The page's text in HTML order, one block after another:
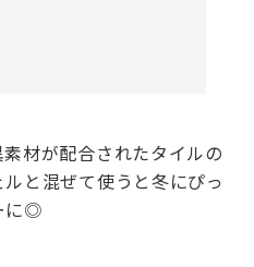
材が配合されたタイルの
と混ぜて使うと冬にぴっ
に◎